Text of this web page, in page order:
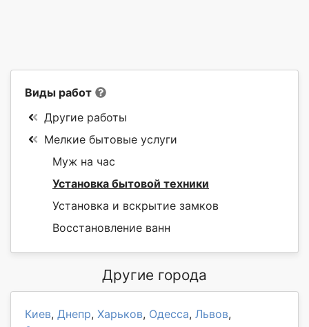
Виды работ
Другие работы
Мелкие бытовые услуги
Муж на час
Установка бытовой техники
Установка и вскрытие замков
Восстановление ванн
Другие города
Киев, Днепр, Харьков, Одесса, Львов,